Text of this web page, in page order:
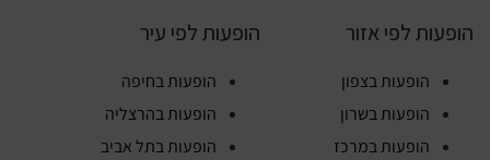
הופעות לפי אזור
הופעות בצפון
הופעות בשרון
הופעות במרכז
הופעות לפי עיר
הופעות בחיפה
הופעות בהרצליה
הופעות בתל אביב